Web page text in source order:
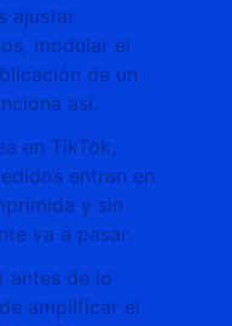
ajustar
modular el
de un
así.
en TikTok,
entran en
y sin
va a pasar.
antes de lo
amplificar el